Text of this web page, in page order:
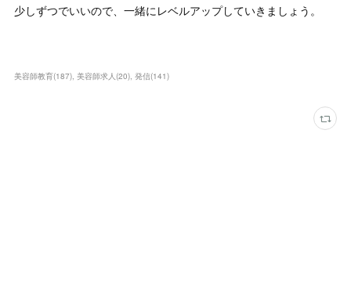
少しずつでいいので、一緒にレベルアップしていきましょう。
美容師教育(187) 美容師求人(20) 発信(141)